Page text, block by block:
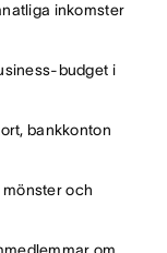
inkomster
budget i
bankkonton
och